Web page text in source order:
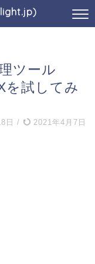
理ツール
を試してみ
日 / 2021年4月7日